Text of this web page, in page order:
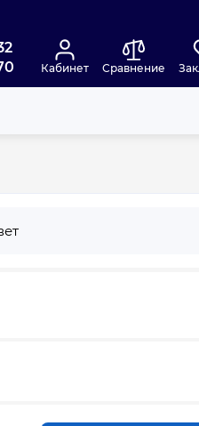
Кабинет Сравнение